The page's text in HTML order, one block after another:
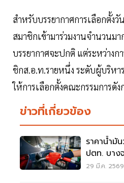
สำหรับบรรยากาศการเลือกตั้ง
สมาชิกเข้ามาร่วมงานจำนวนม
บรรยากาศจะปกติ แต่ระหว่างก
ชิกส.อ.ท.รายหนึ่ง ระดับผู้บริหา
ให้การเลือกตั้งคณะกรรมการดั
ข่าวที่เกี่ยวข้อง
ราคาน้ำมั
ปตท. บาง
29 มี.ค. 2569